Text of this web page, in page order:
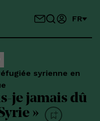
FR
syrienne en
je jamais dû
»